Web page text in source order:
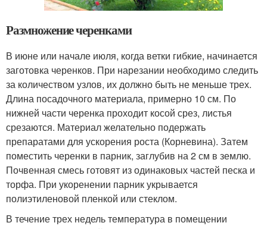
Размножение черенками
В июне или начале июля, когда ветки гибкие, начинается
заготовка черенков. При нарезании необходимо следить
за количеством узлов, их должно быть не меньше трех.
Длина посадочного материала, примерно 10 см. По
нижней части черенка проходит косой срез, листья
срезаются. Материал желательно подержать
препаратами для ускорения роста (Корневина). Затем
поместить черенки в парник, заглубив на 2 см в землю.
Почвенная смесь готовят из одинаковых частей песка и
торфа. При укоренении парник укрывается
полиэтиленовой пленкой или стеклом.
В течение трех недель температура в помещении